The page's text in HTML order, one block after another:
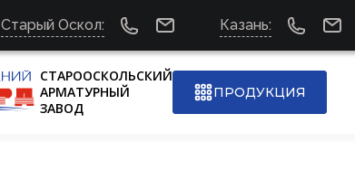
Старый Оскол: Казань:
СТАРООСКОЛЬСКИЙ
АРМАТУРНЫЙ
ЗАВОД
ПРОДУКЦИЯ